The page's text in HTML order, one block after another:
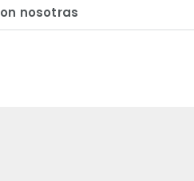
nosotras